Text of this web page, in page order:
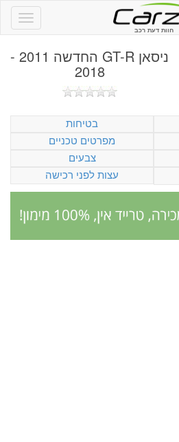
חוות דעת רכב
ניסאן GT-R החדשה 2011 -
2018
בטיחות
מפרטים טכניים
צבעים
עצות לפני רכישה